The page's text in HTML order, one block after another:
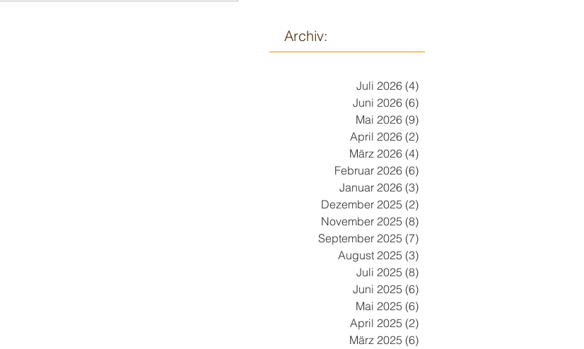
Archiv:
Juli 2026 (4)
Juni 2026 (6)
Mai 2026 (9)
April 2026 (2)
März 2026 (4)
Februar 2026 (6)
Januar 2026 (3)
Dezember 2025 (2)
November 2025 (8)
September 2025 (7)
August 2025 (3)
Juli 2025 (8)
Juni 2025 (6)
Mai 2025 (6)
April 2025 (2)
März 2025 (6)